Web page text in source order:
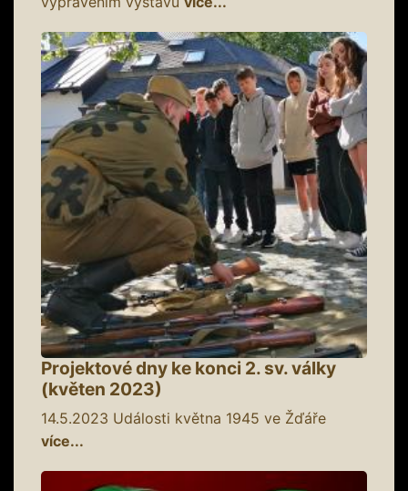
Projektové dny ke konci 2. sv. války
(květen 2023)
14.5.2023 Události května 1945 ve Žďáře
více...